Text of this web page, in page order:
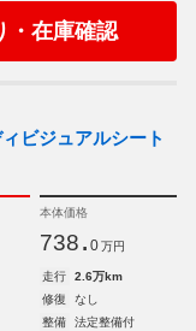
・在庫確認
ビジュアルシート
本体価格
738. 0 万円
走行
2.6万km
修復
なし
整備
法定整備付